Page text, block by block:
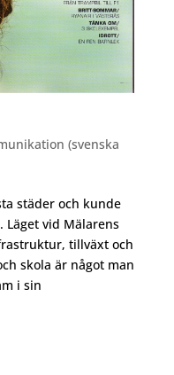
(svenska
städer och kunde
Läget vid Mälarens
tillväxt och
skola är något man
i sin